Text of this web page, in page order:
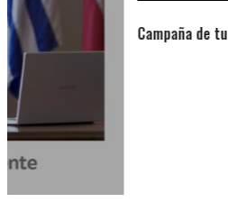
Campaña de turismo otoño-invierno